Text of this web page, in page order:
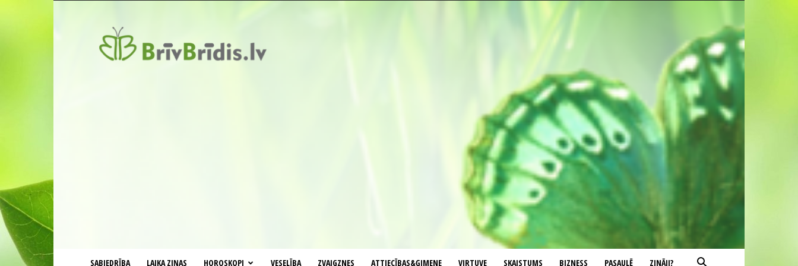
SABIEDRĪBA LAIKA ZIŅAS HOROSKOPI VESELĪBA ZVAIGZNES ATTIECĪBAS&ĢIMENE VIRTUVE SKAISTUMS BIZNESS PASAULĒ ZINĀJI?